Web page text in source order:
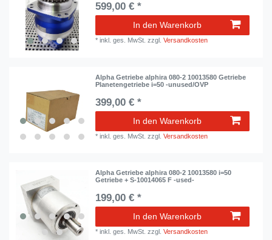
599,00 € *
In den Warenkorb
*inkl. ges. MwSt. zzgl.Versandkosten
Alpha Getriebe alphira 080-2 10013580 Getriebe
Planetengetriebe i=50 -unused/OVP
399,00 € *
In den Warenkorb
*inkl. ges. MwSt. zzgl.Versandkosten
Alpha Getriebe alphira 080-2 10013580 i=50
Getriebe + S-10014065 F -used-
199,00 € *
In den Warenkorb
*inkl. ges. MwSt. zzgl.Versandkosten